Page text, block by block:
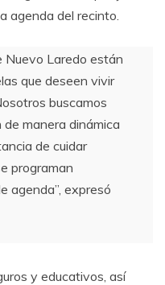
agenda del recinto.
Nuevo Laredo están
que deseen vivir
buscamos
manera dinámica
de cuidar
programan
agenda”, expresó
y educativos, así